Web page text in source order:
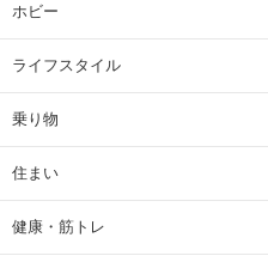
ホビー
ライフスタイル
乗り物
住まい
健康・筋トレ